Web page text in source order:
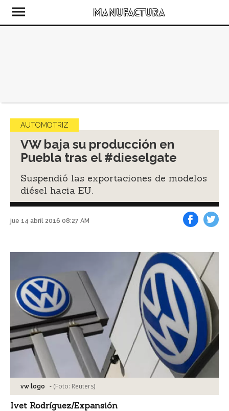
AUTOMOTRIZ
VW baja su producción en
Puebla tras el #dieselgate
Suspendió las exportaciones de modelos
diésel hacia EU.
jue 14 abril 2016 08:27 AM
vw logo - (Foto: Reuters)
Ivet Rodríguez/Expansión